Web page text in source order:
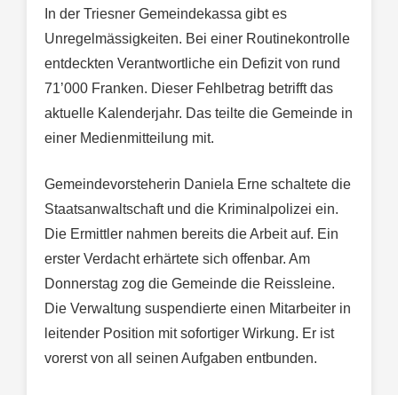
In der Triesner Gemeindekassa gibt es
Unregelmässigkeiten. Bei einer Routinekontrolle
entdeckten Verantwortliche ein Defizit von rund
71’000 Franken. Dieser Fehlbetrag betrifft das
aktuelle Kalenderjahr. Das teilte die Gemeinde in
einer Medienmitteilung mit.
Gemeindevorsteherin Daniela Erne schaltete die
Staatsanwaltschaft und die Kriminalpolizei ein.
Die Ermittler nahmen bereits die Arbeit auf. Ein
erster Verdacht erhärtete sich offenbar. Am
Donnerstag zog die Gemeinde die Reissleine.
Die Verwaltung suspendierte einen Mitarbeiter in
leitender Position mit sofortiger Wirkung. Er ist
vorerst von all seinen Aufgaben entbunden.